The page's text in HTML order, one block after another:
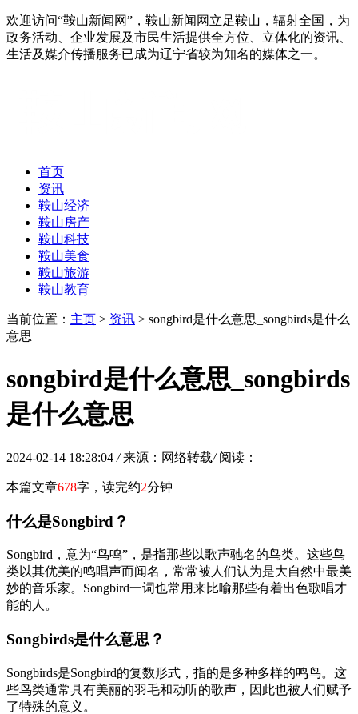
欢迎访问“鞍山新闻网”，鞍山新闻网立足鞍山，辐射全国，为
政务活动、企业发展及市民生活提供全方位、立体化的资讯、
生活及媒介传播服务已成为辽宁省较为知名的媒体之一。
首页
资讯
鞍山经济
鞍山房产
鞍山科技
鞍山美食
鞍山旅游
鞍山教育
当前位置： 主页 > 资讯 > songbird是什么意思_songbirds是什么
意思
songbird是什么意思_songbirds
是什么意思
2024-02-14 18:28:04 / 来源：网络转载/ 阅读：
本篇文章678字，读完约2分钟
什么是Songbird？
Songbird，意为“鸟鸣”，是指那些以歌声驰名的鸟类。这些鸟
类以其优美的鸣唱声而闻名，常常被人们认为是大自然中最美
妙的音乐家。Songbird一词也常用来比喻那些有着出色歌唱才
能的人。
Songbirds是什么意思？
Songbirds是Songbird的复数形式，指的是多种多样的鸣鸟。这
些鸟类通常具有美丽的羽毛和动听的歌声，因此也被人们赋予
了特殊的意义。